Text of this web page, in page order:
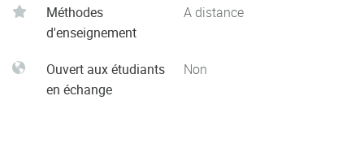
Méthodes
d'enseignement
A distance
Ouvert aux étudiants
en échange
Non